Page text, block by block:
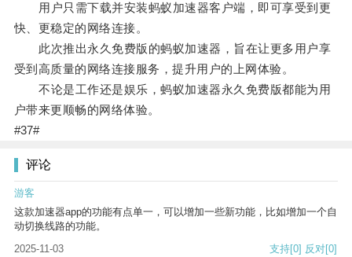
用户只需下载并安装蚂蚁加速器客户端，即可享受到更
快、更稳定的网络连接。
此次推出永久免费版的蚂蚁加速器，旨在让更多用户享
受到高质量的网络连接服务，提升用户的上网体验。
不论是工作还是娱乐，蚂蚁加速器永久免费版都能为用
户带来更顺畅的网络体验。
#37#
评论
游客
这款加速器app的功能有点单一，可以增加一些新功能，比如增加一个自
动切换线路的功能。
2025-11-03
支持[0] 反对[0]